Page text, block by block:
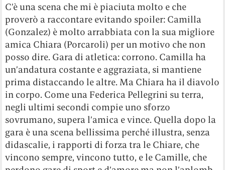
C’è una scena che mi è piaciuta molto e che
proverò a raccontare evitando spoiler: Camilla
(Gonzalez) è molto arrabbiata con la sua migliore
amica Chiara (Porcaroli) per un motivo che non
posso dire. Gara di atletica: corrono. Camilla ha
un’andatura costante e aggraziata, si mantiene
prima distaccando le altre. Ma Chiara ha il diavolo
in corpo. Come una Federica Pellegrini su terra,
negli ultimi secondi compie uno sforzo
sovrumano, supera l’amica e vince. Quella dopo la
gara è una scena bellissima perché illustra, senza
didascalie, i rapporti di forza tra le Chiare, che
vincono sempre, vincono tutto, e le Camille, che